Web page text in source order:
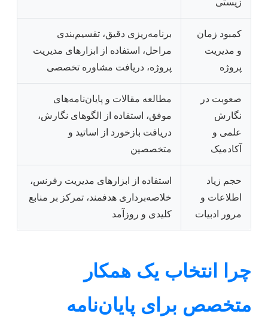
زیستی
کمبود زمان
و مدیریت
پروژه
برنامه‌ریزی دقیق، تقسیم‌بندی
مراحل، استفاده از ابزارهای مدیریت
پروژه، دریافت مشاوره تخصصی
صعوبت در
نگارش
علمی و
آکادمیک
مطالعه مقالات و پایان‌نامه‌های
موفق، استفاده از الگوهای نگارش،
دریافت بازخورد از اساتید و
متخصصین
حجم زیاد
اطلاعات و
مرور ادبیات
استفاده از ابزارهای مدیریت رفرنس،
خلاصه‌برداری هدفمند، تمرکز بر منابع
کلیدی و روزآمد
چرا انتخاب یک همکار
متخصص برای پایان‌نامه